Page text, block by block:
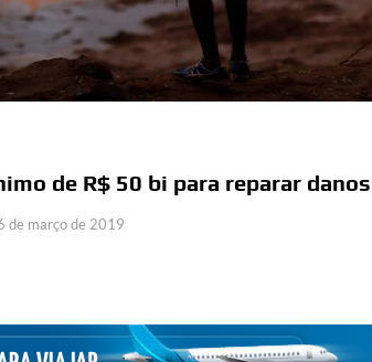
de R$ 50 bi para reparar
de março de 2019